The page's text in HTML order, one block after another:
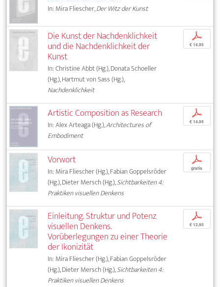
In: Mira Fliescher,Der Witz der Kunst
Die Kunst der Nachdenklichkeit
und die Nachdenklichkeit der
Kunst
In: Christine Abbt (Hg.), Donata Schoeller
(Hg.), Hartmut von Sass (Hg.),
Nachdenklichkeit
p
€ 14,95
Artistic Composition as Research
In: Alex Arteaga (Hg.),Architectures of
Embodiment
p
€ 14,95
Vorwort
In: Mira Fliescher (Hg.), Fabian Goppelsröder
(Hg.), Dieter Mersch (Hg.),Sichtbarkeiten 4:
Praktiken visuellen Denkens
p
gratis
Einleitung. Struktur und Potenz
visuellen Denkens.
Vorüberlegungen zu einer Theorie
der Ikonizität
In: Mira Fliescher (Hg.), Fabian Goppelsröder
(Hg.), Dieter Mersch (Hg.),Sichtbarkeiten 4:
Praktiken visuellen Denkens
p
€ 12,95